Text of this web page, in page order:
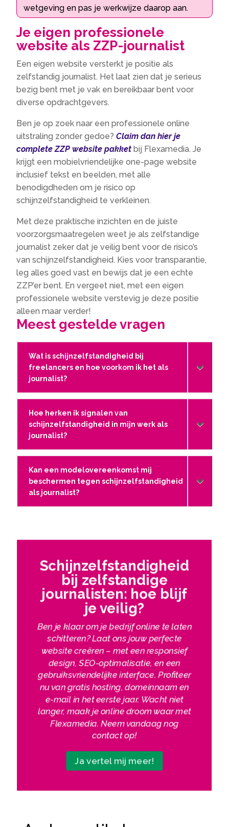
wetgeving en pas je werkwijze daarop aan.​
Je eigen professionele
website als ZZP-journalist
Een eigen website versterkt je positie als
zelfstandig journalist.​ Het laat zien dat je serieus
bezig bent met je vak en bereikbaar bent voor
diverse opdrachtgevers.​
Ben je op zoek naar een professionele online
uitstraling zonder gedoe?Claim dan hier je
complete ZZP website pakket bij Flexamedia.​ Je
krijgt een mobielvriendelijke one-page website
inclusief tekst en beelden, met alle
benodigdheden om je risico op
schijnzelfstandigheid te verkleinen.​
Met deze praktische inzichten en de juiste
voorzorgsmaatregelen weet je als zelfstandige
journalist zeker dat je veilig bent voor de risico’s
van schijnzelfstandigheid.​ Kies voor transparantie,
leg alles goed vast en bewijs dat je een echte
ZZP’er bent.​ En vergeet niet, met een eigen
professionele website verstevig je deze positie
alleen maar verder!
Meest gestelde vragen
Wat is schijnzelfstandigheid bij
freelancers en hoe voorkom ik het als
journalist?
Hoe herken ik signalen van
schijnzelfstandigheid in mijn werk als
journalist?
Kan een modelovereenkomst mij
beschermen tegen schijnzelfstandigheid
als journalist?
Schijnzelfstandigheid
bij zelfstandige
journalisten: hoe blijf
je veilig?
Ben je klaar om je bedrijf online te laten
schitteren? Laat ons jouw perfecte
website creëren – met een responsief
design, SEO-optimalisatie, en een
gebruiksvriendelijke interface. Profiteer
nu van gratis hosting, domeinnaam en
e-mail in het eerste jaar. Wacht niet
langer, maak je online droom waar met
Flexamedia. Neem vandaag nog
contact op!
Ja vertel mij meer!